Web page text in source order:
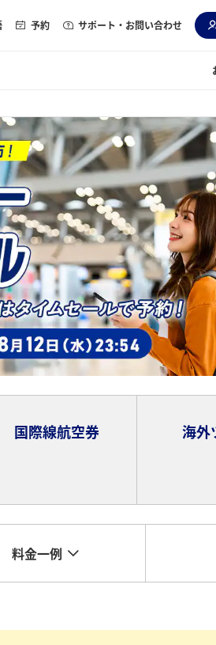
予約 サポート・お問い合わせ
国際線航空券 海外
料金一例